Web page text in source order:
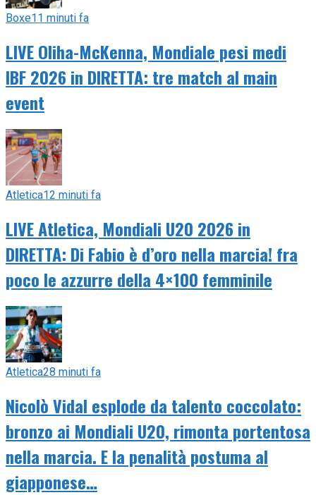
Boxe11 minuti fa
LIVE Oliha-McKenna, Mondiale pesi medi
IBF 2026 in DIRETTA: tre match al main
event
Atletica12 minuti fa
LIVE Atletica, Mondiali U20 2026 in
DIRETTA: Di Fabio è d’oro nella marcia! fra
poco le azzurre della 4×100 femminile
Atletica28 minuti fa
Nicolò Vidal esplode da talento coccolato:
bronzo ai Mondiali U20, rimonta portentosa
nella marcia. E la penalità postuma al
giapponese…